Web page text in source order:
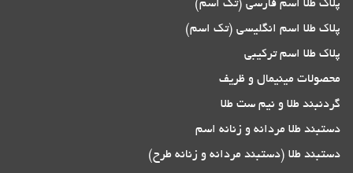
پلاک طلا اسم فارسی (تک اسم)
پلاک طلا اسم انگلیسی (تک اسم)
پلاک طلا اسم ترکیبی
محصولات مینیمال و ظریف
گردنبند طلا و نیم ست طلا
دستبند طلا مردانه و زنانه اسم
دستبند طلا (دستبند مردانه و زنانه طرح)